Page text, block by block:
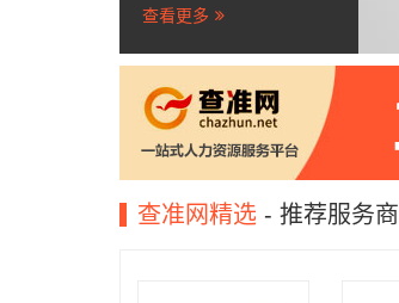
查看更多
查准网精选 - 推荐服务商